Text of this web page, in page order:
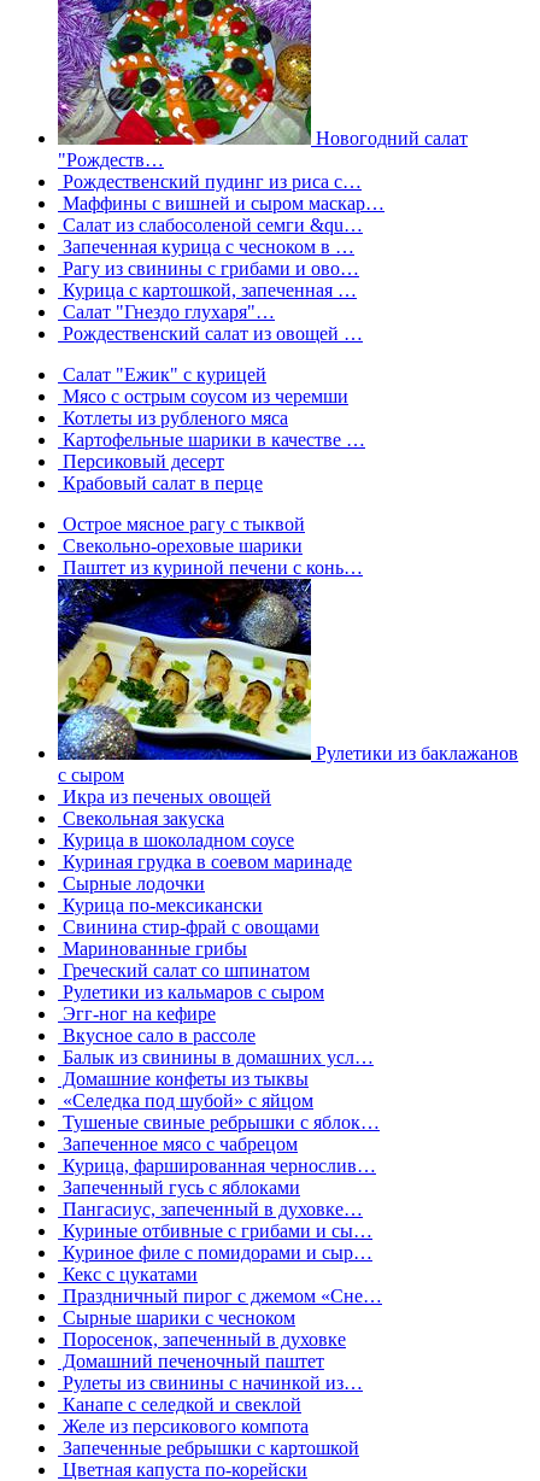
Новогодний салат
"Рождеств…
Рождественский пудинг из риса с…
Маффины с вишней и сыром маскар…
Салат из слабосоленой семги &qu…
Запеченная курица с чесноком в …
Рагу из свинины с грибами и ово…
Курица с картошкой, запеченная …
Салат "Гнездо глухаря"…
Рождественский салат из овощей …
Салат "Ежик" с курицей
Мясо с острым соусом из черемши
Котлеты из рубленого мяса
Картофельные шарики в качестве …
Персиковый десерт
Крабовый салат в перце
Острое мясное рагу с тыквой
Свекольно-ореховые шарики
Паштет из куриной печени с конь…
Рулетики из баклажанов
с сыром
Икра из печеных овощей
Свекольная закуска
Курица в шоколадном соусе
Куриная грудка в соевом маринаде
Сырные лодочки
Курица по-мексикански
Свинина стир-фрай с овощами
Маринованные грибы
Греческий салат со шпинатом
Рулетики из кальмаров с сыром
Эгг-ног на кефире
Вкусное сало в рассоле
Балык из свинины в домашних усл…
Домашние конфеты из тыквы
«Селедка под шубой» с яйцом
Тушеные свиные ребрышки с яблок…
Запеченное мясо с чабрецом
Курица, фаршированная чернослив…
Запеченный гусь с яблоками
Пангасиус, запеченный в духовке…
Куриные отбивные с грибами и сы…
Куриное филе с помидорами и сыр…
Кекс с цукатами
Праздничный пирог с джемом «Сне…
Сырные шарики с чесноком
Поросенок, запеченный в духовке
Домашний печеночный паштет
Рулеты из свинины с начинкой из…
Канапе с селедкой и свеклой
Желе из персикового компота
Запеченные ребрышки с картошкой
Цветная капуста по-корейски